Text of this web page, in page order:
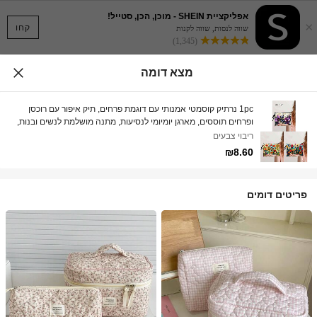
קחו ×
אפליקציית SHEIN - מוכן, הכן, סטייל!
שווה לנסות, שווה לקנות
(1,345)
מצא דומה
1pc נרתיק קוסמטי אמנותי עם דוגמת פרחים, תיק איפור עם רוכסן
ופרחים תוססים, מארגן יומיומי לנסיעות, מתנה מושלמת לנשים ובנות,
תיק איפור, תיק קוסמטי
ריבוי צבעים
₪8.60
פריטים דומים